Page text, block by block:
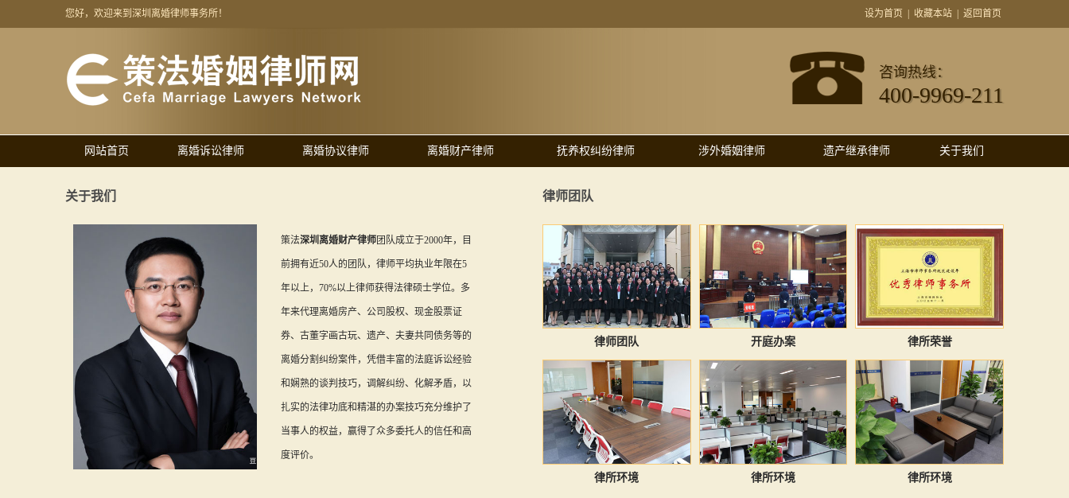
您好，欢迎来到深圳离婚律师事务所！ 设为首页 收藏本站 返回首页
咨询热线：
400-9969-211
网站首页 离婚诉讼律师 离婚协议律师 离婚财产律师 抚养权纠纷律师 涉外婚姻律师 遗产继承律师 关于我们
关于我们
策法深圳离婚财产律师团队成立于2000年，目
前拥有近50人的团队，律师平均执业年限在5
年以上，70%以上律师获得法律硕士学位。多
年来代理离婚房产、公司股权、现金股票证
券、古董字画古玩、遗产、夫妻共同债务等的
离婚分割纠纷案件，凭借丰富的法庭诉讼经验
和娴熟的谈判技巧，调解纠纷、化解矛盾，以
扎实的法律功底和精湛的办案技巧充分维护了
当事人的权益，赢得了众多委托人的信任和高
度评价。
律师团队
律师团队 开庭办案 律所荣誉
律所环境 律所环境 律所环境